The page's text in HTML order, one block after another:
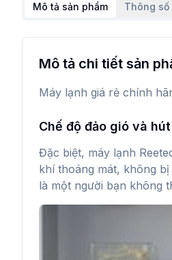
Mô tả sản phẩm Thông số
Mô tả chi tiết sản
Máy lạnh giá rẻ chính
Chế độ đảo gió và
Đặc biệt, máy lạnh
khí thoáng mát, không
là một người bạn không